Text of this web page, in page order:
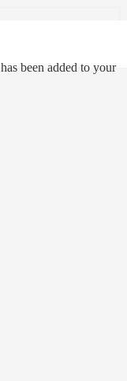
has been added to your